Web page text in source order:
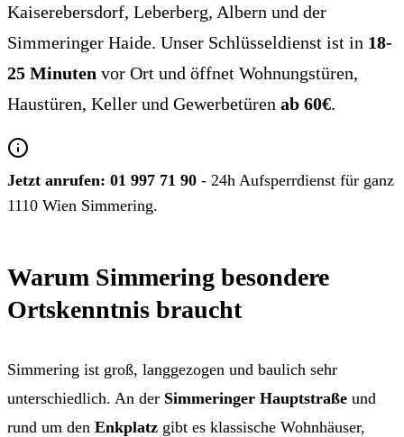
Kaiserebersdorf, Leberberg, Albern und der
Simmeringer Haide. Unser Schlüsseldienst ist in 18-
25 Minuten vor Ort und öffnet Wohnungstüren,
Haustüren, Keller und Gewerbetüren ab 60€.
Jetzt anrufen: 01 997 71 90 - 24h Aufsperrdienst für ganz
1110 Wien Simmering.
Warum Simmering besondere
Ortskenntnis braucht
Simmering ist groß, langgezogen und baulich sehr
unterschiedlich. An der Simmeringer Hauptstraße und
rund um den Enkplatz gibt es klassische Wohnhäuser,